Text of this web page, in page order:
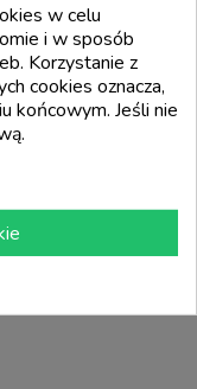
w celu
i w sposób
Korzystanie z
cookies oznacza,
końcowym. Jeśli nie